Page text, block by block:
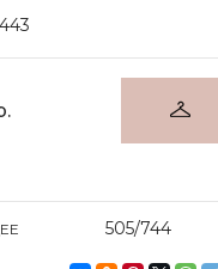
505/744